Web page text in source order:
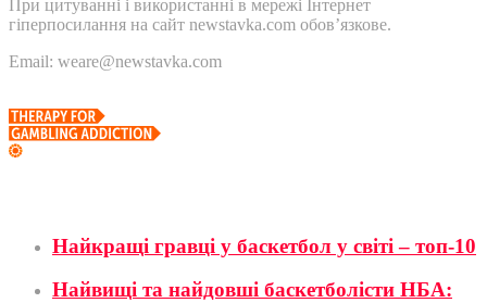
При цитуванні і використанні в мережі Інтернет
гіперпосилання на сайт newstavka.com обов’язкове.
Email: weare@newstavka.com
Найкращі гравці у баскетбол у світі – топ-10
Найвищі та найдовші баскетболісти НБА: